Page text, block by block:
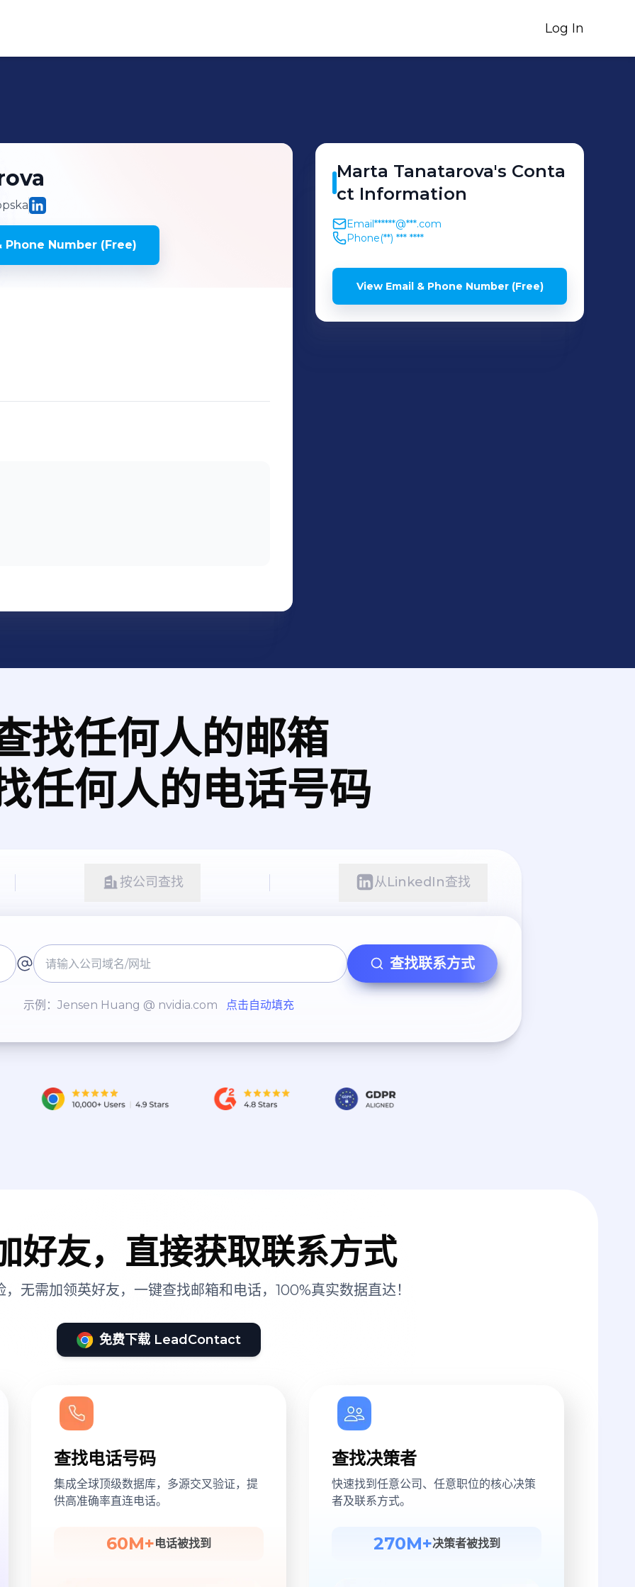
Log In
Phone Number (Free)
Marta Tanatarova's Conta
ct Information
Email******@***.com
Phone(**) *** ****
View Email & Phone Number (Free)
找任何人的邮箱
任何人的电话号码
按公司查找 从LinkedIn查找
查找联系方式
示例：Jensen Huang @ nvidia.com 点击自动填充
好友，直接获取联系方式
无需加领英好友，一键查找邮箱和电话，100%真实数据直达！
免费下载 LeadContact
查找电话号码
集成全球顶级数据库，多源交叉验证，提
供高准确率直连电话。
60M+电话被找到
查找决策者
快速找到任意公司、任意职位的核心决策
者及联系方式。
270M+决策者被找到